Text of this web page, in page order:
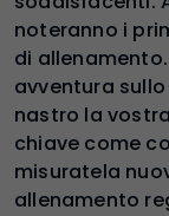
noteranno i
di
avventura
nastro la
chiave come
misuratela
allenamento